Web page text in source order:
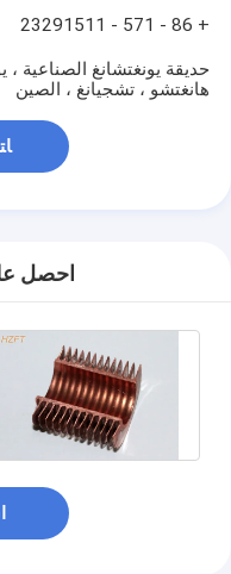
+ 86 - 571 - 23291511
حديقة يونغتشانغ الصناعية ،
هانغتشو ، تشجيانغ ، الصين
احصل